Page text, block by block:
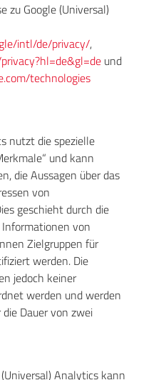
zu Google (Universal)
/intl/de/privacy/,
?hl=de&gl=deund
/technologies
nutzt die spezielle
und kann
die Aussagen über das
von
geschieht durch die
von
Zielgruppen für
werden. Die
jedoch keiner
werden und werden
Dauer von zwei
Analytics kann